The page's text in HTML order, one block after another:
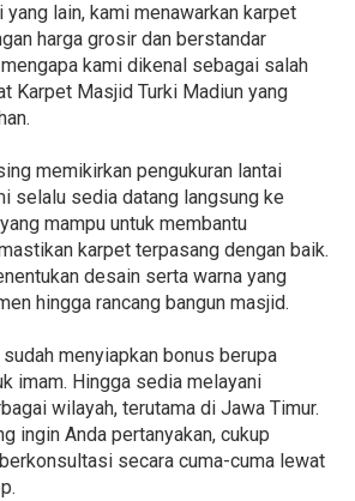
lain, kami menawarkan karpet
harga grosir dan berstandar
kami dikenal sebagai salah
Karpet Masjid Turki Madiun yang
memikirkan pengukuran lantai
selalu sedia datang langsung ke
mampu untuk membantu
karpet terpasang dengan baik.
desain serta warna yang
hingga rancang bangun masjid.
menyiapkan bonus berupa
imam. Hingga sedia melayani
wilayah, terutama di Jawa Timur.
ingin Anda pertanyakan, cukup
secara cuma-cuma lewat